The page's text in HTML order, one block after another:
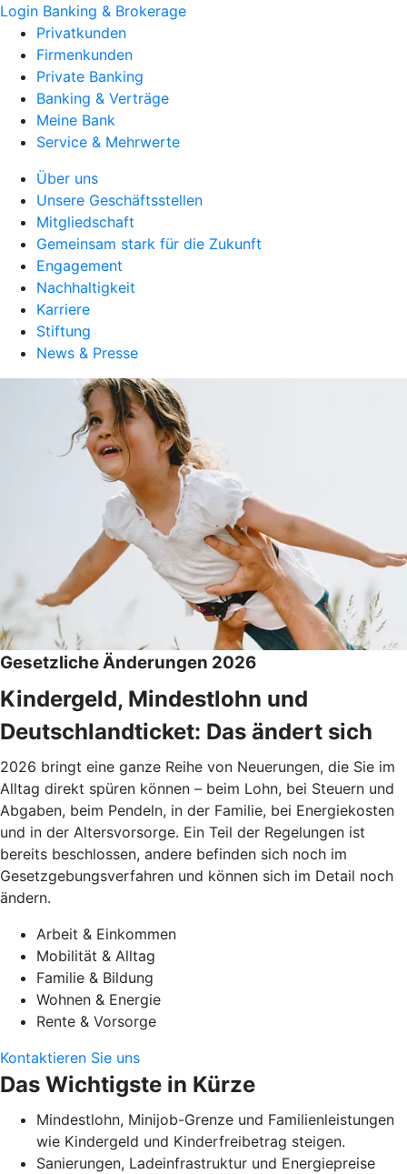
Login Banking & Brokerage
Privatkunden
Firmenkunden
Private Banking
Banking & Verträge
Meine Bank
Service & Mehrwerte
Über uns
Unsere Geschäftsstellen
Mitgliedschaft
Gemeinsam stark für die Zukunft
Engagement
Nachhaltigkeit
Karriere
Stiftung
News & Presse
Gesetzliche Änderungen 2026
Kindergeld, Mindestlohn und
Deutschlandticket: Das ändert sich
2026 bringt eine ganze Reihe von Neuerungen, die Sie im
Alltag direkt spüren können – beim Lohn, bei Steuern und
Abgaben, beim Pendeln, in der Familie, bei Energiekosten
und in der Altersvorsorge. Ein Teil der Regelungen ist
bereits beschlossen, andere befinden sich noch im
Gesetzgebungsverfahren und können sich im Detail noch
ändern.
Arbeit & Einkommen
Mobilität & Alltag
Familie & Bildung
Wohnen & Energie
Rente & Vorsorge
Kontaktieren Sie uns
Das Wichtigste in Kürze
Mindestlohn, Minijob-Grenze und Familienleistungen
wie Kindergeld und Kinderfreibetrag steigen.
Sanierungen, Ladeinfrastruktur und Energiepreise